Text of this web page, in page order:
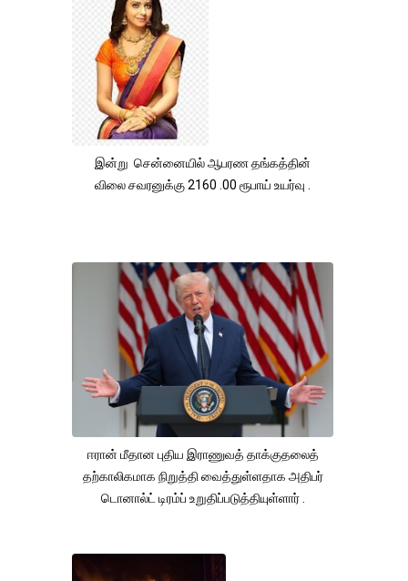
இன்று சென்னையில் ஆபரண தங்கத்தின்
விலை சவரனுக்கு 2160 .00 ரூபாய் உயர்வு .
ஈரான் மீதான புதிய இராணுவத் தாக்குதலைத்
தற்காலிகமாக நிறுத்தி வைத்துள்ளதாக அதிபர்
டொனால்ட் டிரம்ப் உறுதிப்படுத்தியுள்ளார் .